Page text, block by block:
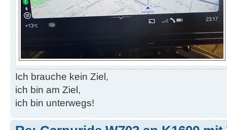
Ich brauche kein Ziel,
ich bin am Ziel,
ich bin unterwegs!